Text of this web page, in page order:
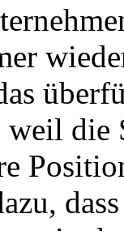
die